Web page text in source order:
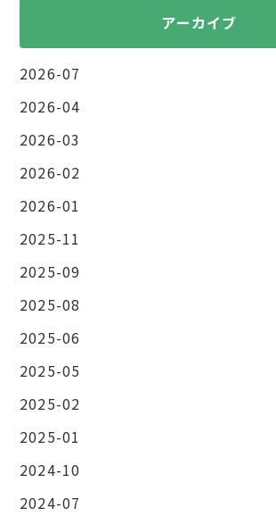
アーカイブ
2026-07
2026-04
2026-03
2026-02
2026-01
2025-11
2025-09
2025-08
2025-06
2025-05
2025-02
2025-01
2024-10
2024-07